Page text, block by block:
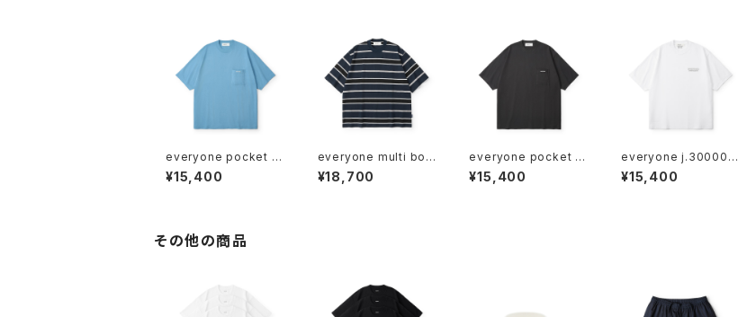
everyone pocket te
e shirt (BLUE)
¥15,400
everyone multi bor
der short sleeve te
e shirt (NAVY/BLAC
¥18,700
everyone pocket te
e shirt (BLACK)
¥15,400
everyone j.30000 E
SS tee shirt (WHIT
E)
¥15,400
その他の商品